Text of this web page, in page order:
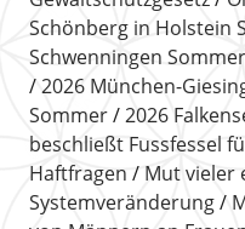
Schönberg in Holstein
Schwenningen Sommer
2026 München-
Sommer
2026
beschließt Fussfessel
Haftfragen
Mut vieler
Systemveränderung